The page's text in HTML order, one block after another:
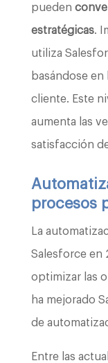
pueden
estratégicas.
utiliza
basándose en
cliente. Este
aumenta las
satisfacción
procesos
La
Salesforce en
optimizar las
ha mejorado
de
Entre las